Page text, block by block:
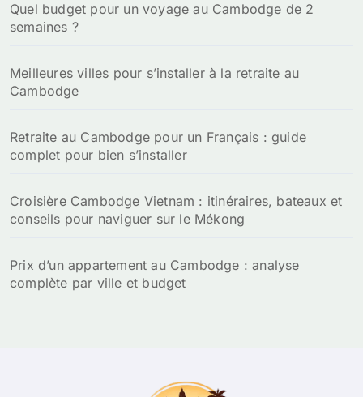
Quel budget pour un voyage au Cambodge de 2
semaines ?
Meilleures villes pour s’installer à la retraite au
Cambodge
Retraite au Cambodge pour un Français : guide
complet pour bien s’installer
Croisière Cambodge Vietnam : itinéraires, bateaux et
conseils pour naviguer sur le Mékong
Prix d’un appartement au Cambodge : analyse
complète par ville et budget